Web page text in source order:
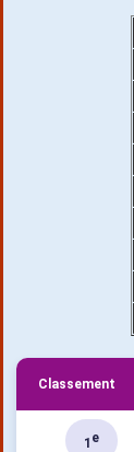
Classement
1 e